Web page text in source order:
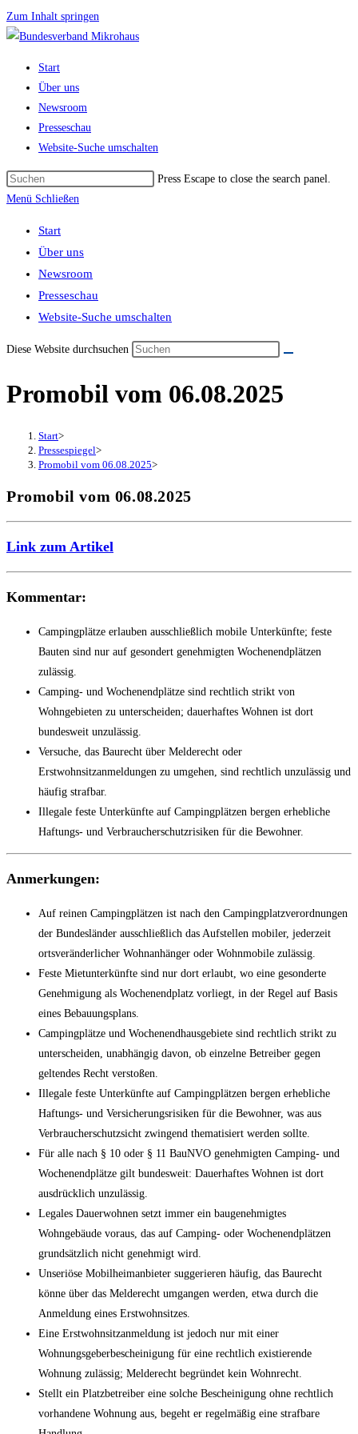
Zum Inhalt springen
Start
Über uns
Newsroom
Presseschau
Website-Suche umschalten
Press Escape to close the search panel.
Menü Schließen
Start
Über uns
Newsroom
Presseschau
Website-Suche umschalten
Diese Website durchsuchen
Promobil vom 06.08.2025
Start>
Pressespiegel>
Promobil vom 06.08.2025>
Promobil vom 06.08.2025
Link zum Artikel
Kommentar:
Campingplätze erlauben ausschließlich mobile Unterkünfte; feste
Bauten sind nur auf gesondert genehmigten Wochenendplätzen
zulässig.
Camping- und Wochenendplätze sind rechtlich strikt von
Wohngebieten zu unterscheiden; dauerhaftes Wohnen ist dort
bundesweit unzulässig.
Versuche, das Baurecht über Melderecht oder
Erstwohnsitzanmeldungen zu umgehen, sind rechtlich unzulässig und
häufig strafbar.
Illegale feste Unterkünfte auf Campingplätzen bergen erhebliche
Haftungs- und Verbraucherschutzrisiken für die Bewohner.
Anmerkungen:
Auf reinen Campingplätzen ist nach den Campingplatzverordnungen
der Bundesländer ausschließlich das Aufstellen mobiler, jederzeit
ortsveränderlicher Wohnanhänger oder Wohnmobile zulässig.
Feste Mietunterkünfte sind nur dort erlaubt, wo eine gesonderte
Genehmigung als Wochenendplatz vorliegt, in der Regel auf Basis
eines Bebauungsplans.
Campingplätze und Wochenendhausgebiete sind rechtlich strikt zu
unterscheiden, unabhängig davon, ob einzelne Betreiber gegen
geltendes Recht verstoßen.
Illegale feste Unterkünfte auf Campingplätzen bergen erhebliche
Haftungs- und Versicherungsrisiken für die Bewohner, was aus
Verbraucherschutzsicht zwingend thematisiert werden sollte.
Für alle nach § 10 oder § 11 BauNVO genehmigten Camping- und
Wochenendplätze gilt bundesweit: Dauerhaftes Wohnen ist dort
ausdrücklich unzulässig.
Legales Dauerwohnen setzt immer ein baugenehmigtes
Wohngebäude voraus, das auf Camping- oder Wochenendplätzen
grundsätzlich nicht genehmigt wird.
Unseriöse Mobilheimanbieter suggerieren häufig, das Baurecht
könne über das Melderecht umgangen werden, etwa durch die
Anmeldung eines Erstwohnsitzes.
Eine Erstwohnsitzanmeldung ist jedoch nur mit einer
Wohnungsgeberbescheinigung für eine rechtlich existierende
Wohnung zulässig; Melderecht begründet kein Wohnrecht.
Stellt ein Platzbetreiber eine solche Bescheinigung ohne rechtlich
vorhandene Wohnung aus, begeht er regelmäßig eine strafbare